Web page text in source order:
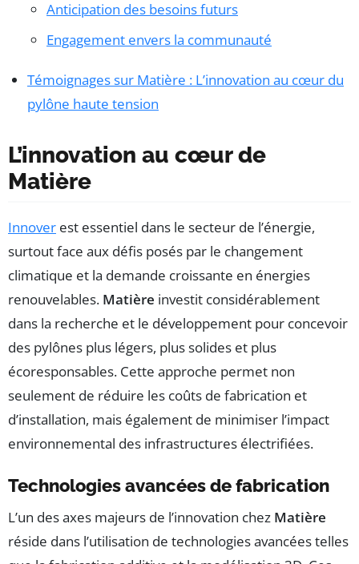
Anticipation des besoins futurs
Engagement envers la communauté
Témoignages sur Matière : L’innovation au cœur du
pylône haute tension
L’innovation au cœur de
Matière
Innover est essentiel dans le secteur de l’énergie,
surtout face aux défis posés par le changement
climatique et la demande croissante en énergies
renouvelables. Matière investit considérablement
dans la recherche et le développement pour concevoir
des pylônes plus légers, plus solides et plus
écoresponsables. Cette approche permet non
seulement de réduire les coûts de fabrication et
d’installation, mais également de minimiser l’impact
environnemental des infrastructures électrifiées.
Technologies avancées de fabrication
L’un des axes majeurs de l’innovation chez Matière
réside dans l’utilisation de technologies avancées telles